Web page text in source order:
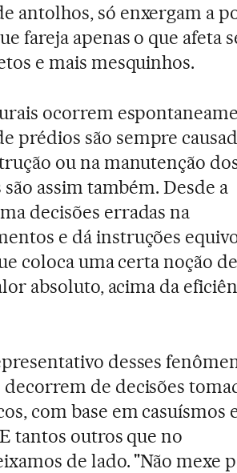
antolhos, só enxergam a
fareja apenas o que afeta
e mais mesquinhos.
ocorrem
prédios são sempre
ou na manutenção
assim também. Desde a
decisões erradas na
e dá instruções
coloca uma certa noção de
absoluto, acima da
desses
de decisões
com base em casuísmos
tantos outros que no
de lado. "Não mexe